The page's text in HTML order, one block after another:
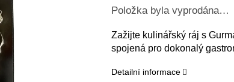
Položka byla vyprodána…
Zažijte kulinářský ráj s
spojená pro dokonalý
Detailní informace